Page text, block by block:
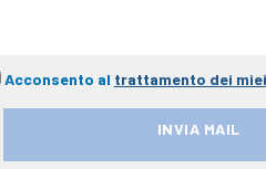
Acconsento al trattamento dei